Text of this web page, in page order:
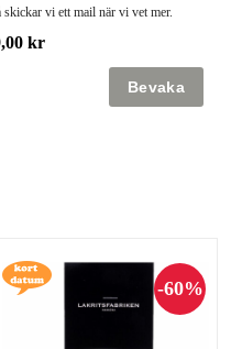
vi ett mail när vi vet mer.
kr